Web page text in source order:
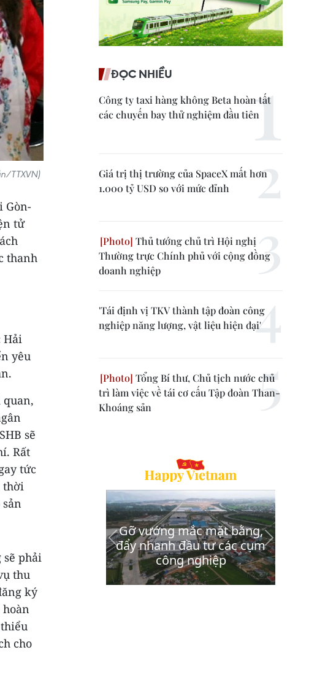
TTXVN)
Gòn-
tử
thanh
Hải
yêu
quan,
sẽ
Rất
tức
thời
sẽ phải
thu
ký
cho
ĐỌC NHIỀU
Công ty taxi hàng không Beta hoàn tất
các chuyến bay thử nghiệm đầu tiên
Giá trị thị trường của SpaceX mất hơn
1.000 tỷ USD so với mức đỉnh
Thủ tướng chủ trì Hội nghị
Thường trực Chính phủ với cộng đồng
doanh nghiệp
'Tái định vị TKV thành tập đoàn công
nghiệp năng lượng, vật liệu hiện đại'
Tổng Bí thư, Chủ tịch nước chủ
trì làm việc về tái cơ cấu Tập đoàn Than-
Khoáng sản